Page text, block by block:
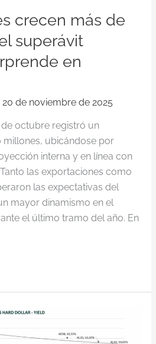
crecen más de
superávit
en
20 de noviembre de 2025
octubre registró un
millones, ubicándose por
interna y en línea con
las exportaciones como
las expectativas del
mayor dinamismo en el
el último tramo del año. En